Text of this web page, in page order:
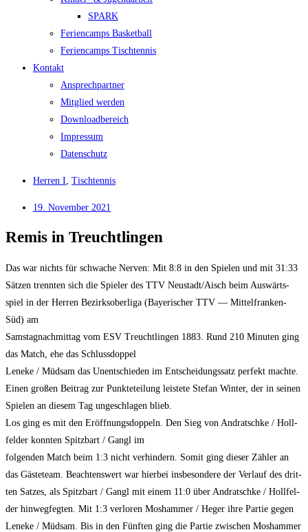
SPARK
Feri­en­camps Basketball
Feri­en­camps Tischtennis
Kon­takt
Ansprech­part­ner
Mit­glied werden
Down­load­be­reich
Impres­sum
Daten­schutz
Herren I, Tischtennis
19. November 2021
Remis in Treuchtlingen
Das war nichts für schwa­che Ner­ven: Mit 8:8 in den Spie­len und mit 31:33
Sät­zen trenn­ten sich die Spie­ler des TTV Neustadt/Aisch beim Aus­wärts­
spiel in der Her­ren Bezirks­ober­li­ga (Baye­ri­scher TTV — Mit­tel­fran­ken-
Süd) am
Sams­tag­nach­mit­tag vom ESV Treucht­lin­gen 1883. Rund 210 Minu­ten ging
das Match, ehe das Schlussdoppel
Lene­ke / Müd­sam das Unent­schie­den im Ent­schei­dungs­satz per­fekt mach­te.
Einen gro­ßen Bei­trag zur Punk­te­tei­lung leis­te­te Ste­fan Win­ter, der in sei­nen
Spie­len an die­sem Tag unge­schla­gen blieb.
Los ging es mit den Eröff­nungs­dop­peln. Den Sieg von And­ratsch­ke / Holl­
fel­der konn­ten Spitz­bart / Gangl im
fol­gen­den Match beim 1:3 nicht ver­hin­dern. Somit ging die­ser Zäh­ler an
das Gäs­te­team. Beach­tens­wert war hier­bei ins­be­son­de­re der Ver­lauf des drit­
ten Sat­zes, als Spitz­bart / Gangl mit einem 11:0 über And­ratsch­ke / Holl­fel­
der hin­weg­feg­ten. Mit 1:3 ver­lo­ren Mos­ham­mer / Heger ihre Par­tie gegen
Lene­ke / Müd­sam. Bis in den Fünf­ten ging die Par­tie zwi­schen Mos­ham­mer